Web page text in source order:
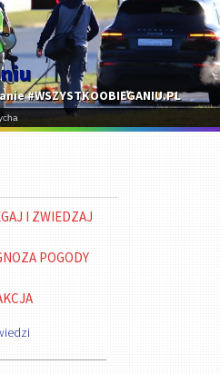
#WSZYSTKOOBIEGANIU.PL
I ZWIEDZAJ
POGODY